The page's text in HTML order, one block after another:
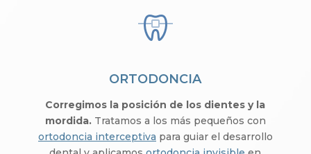
ORTODONCIA
Corregimos la posición de los dientes y la
mordida.Tratamos a los más pequeños con
ortodoncia interceptiva para guiar el desarrollo